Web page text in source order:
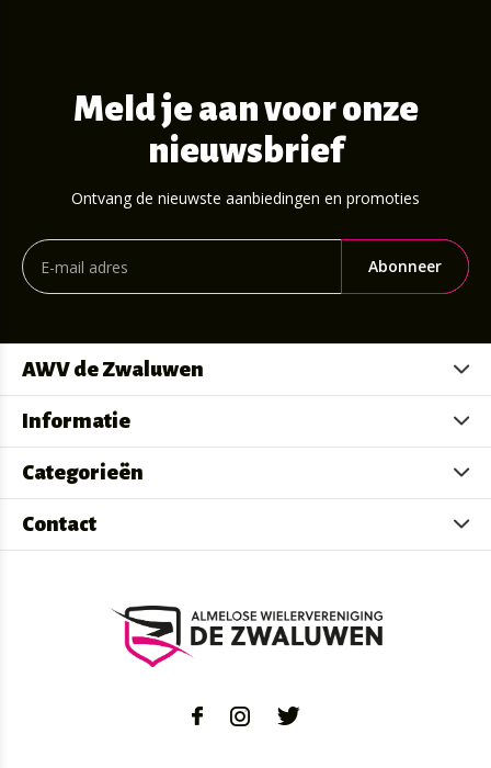
Meld je aan voor onze
nieuwsbrief
Ontvang de nieuwste aanbiedingen en promoties
Abonneer
AWV de Zwaluwen
Informatie
Categorieën
Contact